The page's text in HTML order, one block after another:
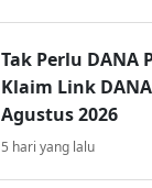
Tak Perlu DANA
Klaim Link
Agustus 2026
5 hari yang lalu